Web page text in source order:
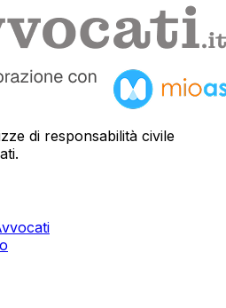
di responsabilità civile